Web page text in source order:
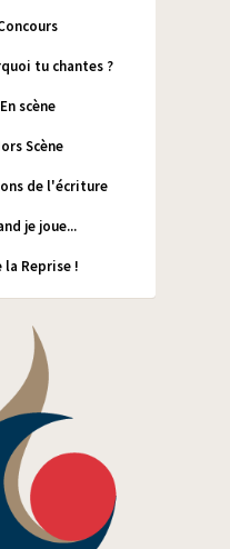
tu chantes ?
En scène
Scène
de l'écriture
je joue...
la Reprise !